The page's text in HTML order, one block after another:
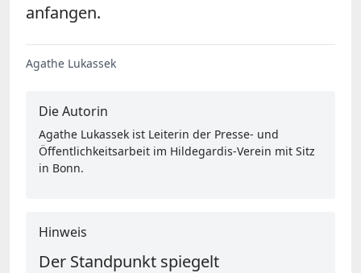
anfangen.
Agathe Lukassek
Die Autorin
Agathe Lukassek ist Leiterin der Presse- und
Öffentlichkeitsarbeit im Hildegardis-Verein mit Sitz
in Bonn.
Hinweis
Der Standpunkt spiegelt